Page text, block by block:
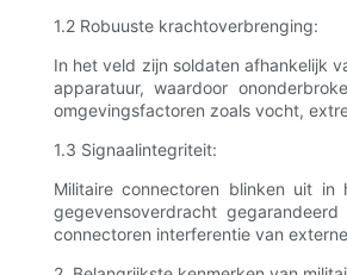
1.2 Robuuste krachtoverbrenging:
In het veld zijn soldaten afhankelijk
apparatuur, waardoor
omgevingsfactoren zoals vocht,
1.3 Signaalintegriteit:
Militaire connectoren blinken uit in
gegevensoverdracht
connectoren interferentie van